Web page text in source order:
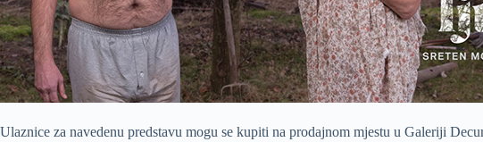
Ulaznice za navedenu predstavu mogu se kupiti na prodajnom mjestu u Galeriji